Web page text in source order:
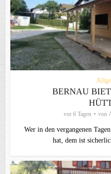
BERNAU
vor 6 Tagen von
Wer in den vergangenen
hat, dem ist